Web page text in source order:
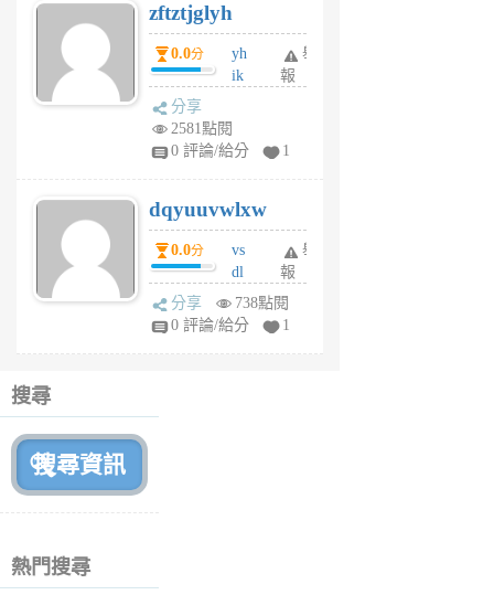
月
前
zftztjglyh
0.0分
yh
ik
tu
6
個
月
前
舉
報
分享
2581點閱
0 評論/給分
1
dqyuuvwlxw
0.0分
vs
dl
sq
fy
舉
報
分享
738點閱
0 評論/給分
1
搜尋
熱門搜尋